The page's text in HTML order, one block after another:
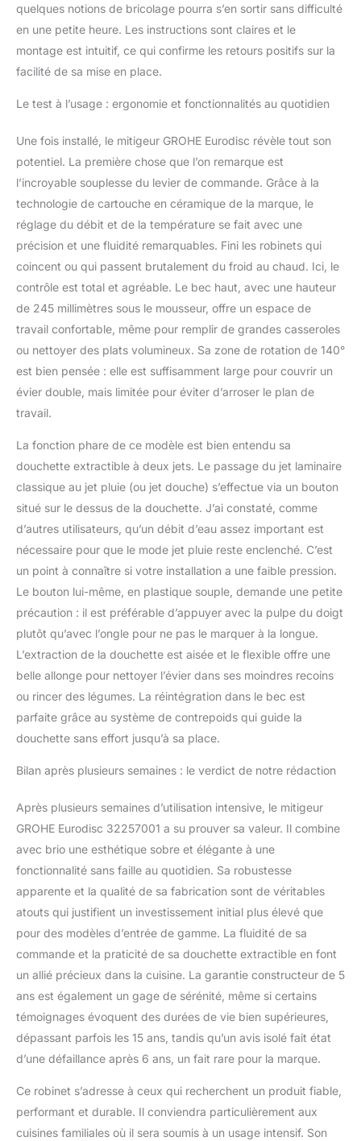
quelques notions de bricolage pourra s’en sortir sans difficulté
en une petite heure. Les instructions sont claires et le
montage est intuitif, ce qui confirme les retours positifs sur la
facilité de sa mise en place.
Le test à l’usage : ergonomie et fonctionnalités au quotidien
Une fois installé, le mitigeur GROHE Eurodisc révèle tout son
potentiel. La première chose que l’on remarque est
l’incroyable souplesse du levier de commande. Grâce à la
technologie de cartouche en céramique de la marque, le
réglage du débit et de la température se fait avec une
précision et une fluidité remarquables. Fini les robinets qui
coincent ou qui passent brutalement du froid au chaud. Ici, le
contrôle est total et agréable. Le bec haut, avec une hauteur
de 245 millimètres sous le mousseur, offre un espace de
travail confortable, même pour remplir de grandes casseroles
ou nettoyer des plats volumineux. Sa zone de rotation de 140°
est bien pensée : elle est suffisamment large pour couvrir un
évier double, mais limitée pour éviter d’arroser le plan de
travail.
La fonction phare de ce modèle est bien entendu sa
douchette extractible à deux jets. Le passage du jet laminaire
classique au jet pluie (ou jet douche) s’effectue via un bouton
situé sur le dessus de la douchette. J’ai constaté, comme
d’autres utilisateurs, qu’un débit d’eau assez important est
nécessaire pour que le mode jet pluie reste enclenché. C’est
un point à connaître si votre installation a une faible pression.
Le bouton lui-même, en plastique souple, demande une petite
précaution : il est préférable d’appuyer avec la pulpe du doigt
plutôt qu’avec l’ongle pour ne pas le marquer à la longue.
L’extraction de la douchette est aisée et le flexible offre une
belle allonge pour nettoyer l’évier dans ses moindres recoins
ou rincer des légumes. La réintégration dans le bec est
parfaite grâce au système de contrepoids qui guide la
douchette sans effort jusqu’à sa place.
Bilan après plusieurs semaines : le verdict de notre rédaction
Après plusieurs semaines d’utilisation intensive, le mitigeur
GROHE Eurodisc 32257001 a su prouver sa valeur. Il combine
avec brio une esthétique sobre et élégante à une
fonctionnalité sans faille au quotidien. Sa robustesse
apparente et la qualité de sa fabrication sont de véritables
atouts qui justifient un investissement initial plus élevé que
pour des modèles d’entrée de gamme. La fluidité de sa
commande et la praticité de sa douchette extractible en font
un allié précieux dans la cuisine. La garantie constructeur de 5
ans est également un gage de sérénité, même si certains
témoignages évoquent des durées de vie bien supérieures,
dépassant parfois les 15 ans, tandis qu’un avis isolé fait état
d’une défaillance après 6 ans, un fait rare pour la marque.
Ce robinet s’adresse à ceux qui recherchent un produit fiable,
performant et durable. Il conviendra particulièrement aux
cuisines familiales où il sera soumis à un usage intensif. Son